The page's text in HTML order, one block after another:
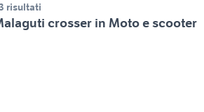
risultati
crosser in Moto e scooter